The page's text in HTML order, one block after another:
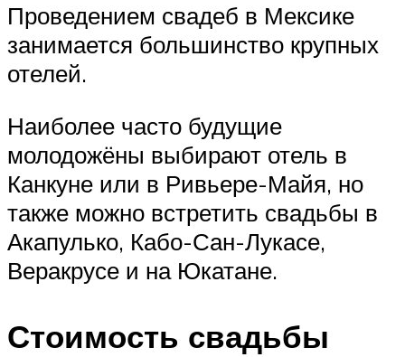
Проведением свадеб в Мексике
занимается большинство крупных
отелей.
Наиболее часто будущие
молодожёны выбирают отель в
Канкуне или в Ривьере-Майя, но
также можно встретить свадьбы в
Акапулько, Кабо-Сан-Лукасе,
Веракрусе и на Юкатане.
Стоимость свадьбы